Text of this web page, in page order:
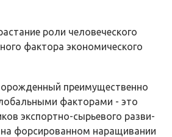
роли человеческого
фактора экономического
преимущественно
факторами - это
экспортно-сырьевого разви­
форсированном наращивании